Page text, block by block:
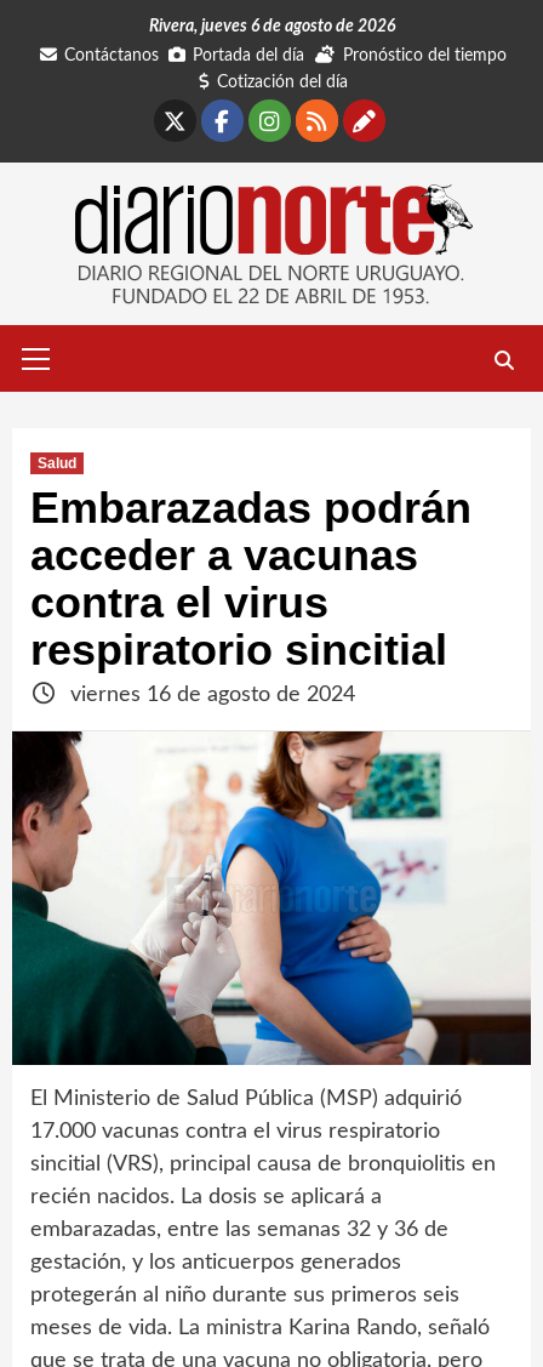
Rivera, jueves 6 de agosto de 2026
Contáctanos
Portada del día
Pronóstico del tiempo
Cotización del día
Facebook
Instagram
RSSContáctanos
primario
Salud
Embarazadas podrán
acceder a vacunas
contra el virus
respiratorio sincitial
viernes 16 de agosto de 2024
El Ministerio de Salud Pública (MSP) adquirió
17.000 vacunas contra el virus respiratorio
sincitial (VRS), principal causa de bronquiolitis en
recién nacidos. La dosis se aplicará a
embarazadas, entre las semanas 32 y 36 de
gestación, y los anticuerpos generados
protegerán al niño durante sus primeros seis
meses de vida. La ministra Karina Rando, señaló
que se trata de una vacuna no obligatoria, pero